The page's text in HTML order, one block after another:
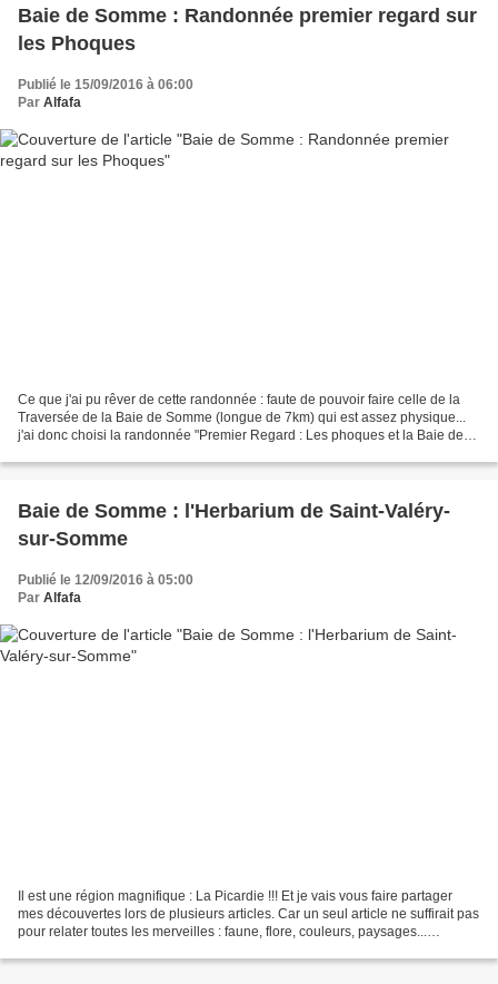
Baie de Somme : Randonnée premier regard sur
les Phoques
Publié le 15/09/2016 à 06:00
Par Alfafa
Ce que j'ai pu rêver de cette randonnée : faute de pouvoir faire celle de la
Traversée de la Baie de Somme (longue de 7km) qui est assez physique...
j'ai donc choisi la randonnée "Premier Regard : Les phoques et la Baie de
Baie de Somme : l'Herbarium de Saint-Valéry-
sur-Somme
Publié le 12/09/2016 à 05:00
Par Alfafa
Il est une région magnifique : La Picardie !!! Et je vais vous faire partager
mes découvertes lors de plusieurs articles. Car un seul article ne suffirait pas
pour relater toutes les merveilles : faune, flore, couleurs, paysages...